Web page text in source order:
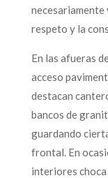
necesariamente
respeto y la
En las afueras
acceso
destacan
bancos de
guardando
frontal. En
interiores choca